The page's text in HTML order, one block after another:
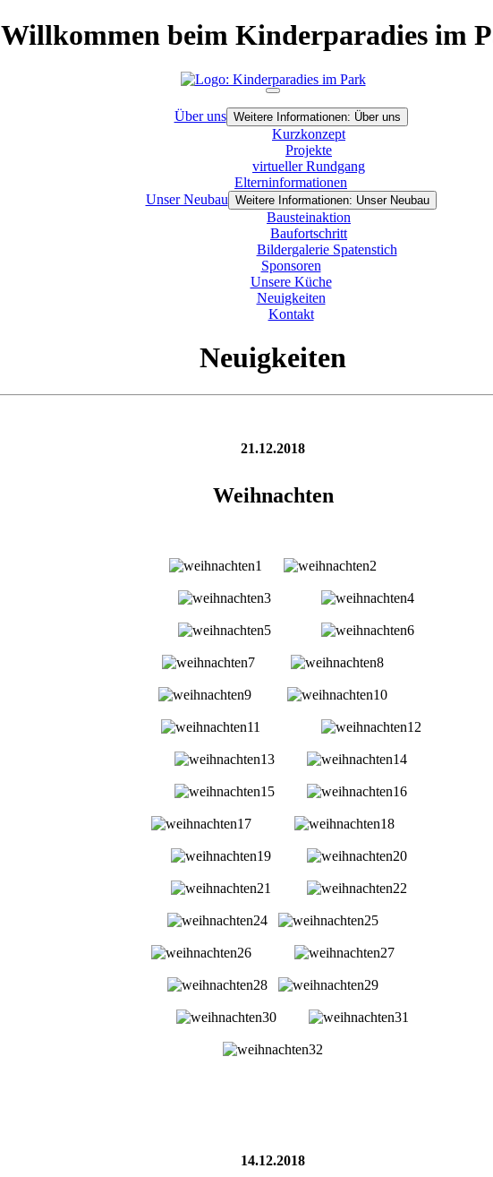
Willkommen beim Kinderparadies im
Über uns Weitere Informationen: Über uns
Kurzkonzept
Projekte
virtueller Rundgang
Elterninformationen
Unser Neubau Weitere Informationen: Unser Neubau
Bausteinaktion
Baufortschritt
Bildergalerie Spatenstich
Sponsoren
Unsere Küche
Neuigkeiten
Kontakt
Neuigkeiten
21.12.2018
Weihnachten
14.12.2018